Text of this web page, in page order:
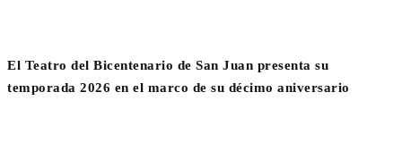
El Teatro del Bicentenario de San Juan presenta su
temporada 2026 en el marco de su décimo aniversario